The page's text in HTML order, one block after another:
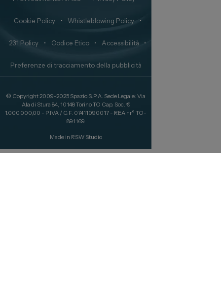
Cookie Policy • Whistleblowing Policy •
231 Policy • Codice Etico • Accessibilità •
Preferenze di tracciamento della pubblicità
© Copyright 2009-2025 Spazio S.P.A. Sede Legale: Via
Ala di Stura 84, 10148 Torino TO Cap. Soc. €
1.000.000,00 - P.IVA / C.F. 07411090017 - REA nr° TO-
891169
Made in RSW Studio